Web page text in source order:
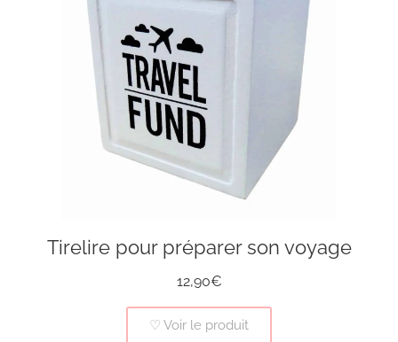
Tirelire pour préparer son voyage
12,90€
♡ Voir le produit